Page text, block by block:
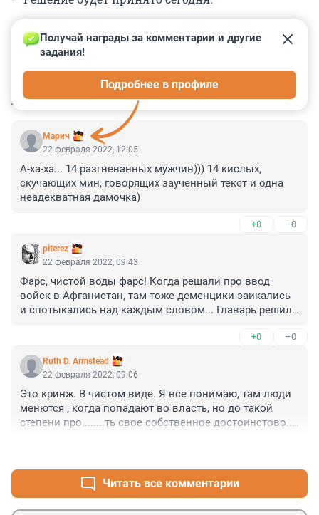
КОММЕНТАРИИ 21
Марич
Получай награды за комментарии и другие
задания!
Подробнее в профиле
22 февраля 2022, 12:05
А-ха-ха... 14 разгневанных мужчин))) 14 кислых,
скучающих мин, говорящих заученный текст и одна
неадекватная дамочка)
+0 –0
piterez
22 февраля 2022, 09:43
Фарс, чистой воды фарс! Когда решали про ввод
войск в Афганистан, там тоже деменцики заикались
и спотыкались над каждым словом... Главарь решил
сцену из царского заседания с "мудрецами"... Это
войдёт в историю, как быдлейшее совещание "волка
с ягнятами"...
+0 –0
Ruth D. Armstead
22 февраля 2022, 09:06
Это кринж. В чистом виде. Я все понимаю, там люди
менются , когда попадают во власть, но до такой
степени про........ть свое собственное достоинстово...
Читать все комментарии